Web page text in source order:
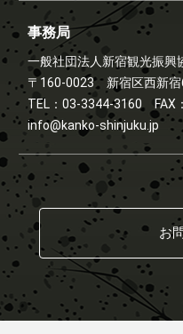
事務局
一般社団法人新宿観光振興
〒160-0023 新宿区西新
TEL：03-3344-3160 FAX
info@kanko-shinjuku.jp
お